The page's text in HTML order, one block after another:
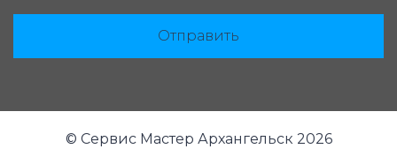
Отправить
© Сервис Мастер Архангельск 2026